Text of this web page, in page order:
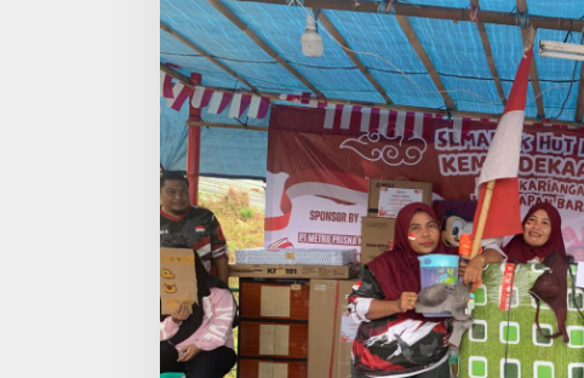
Panjat
Pinang
Ibu-
Ibu